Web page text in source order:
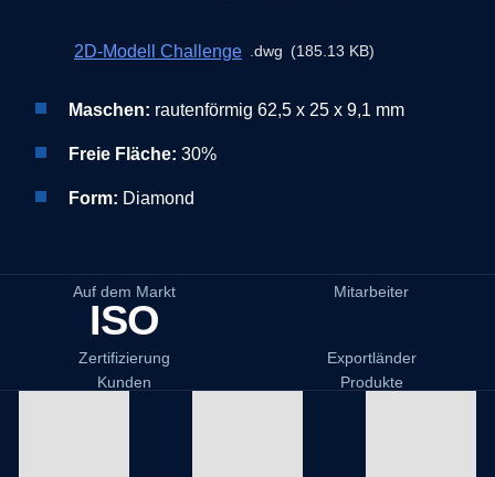
2D-Modell Challenge dwg 185.13 KB
Maschen: rautenförmig 62,5 x 25 x 9,1 mm
Freie Fläche: 30%
Form: Diamond
Auf dem Markt Mitarbeiter
ISO
Zertifizierung
Exportländer
Kunden
Produkte